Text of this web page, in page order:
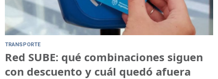
TRANSPORTE
Red SUBE: qué combinaciones siguen
con descuento y cuál quedó afuera